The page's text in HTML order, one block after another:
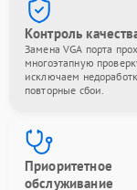
Контроль
Замена VGA порта
многоэтапную
исключаем
повторные сбои.
Приоритетное
обслуживание